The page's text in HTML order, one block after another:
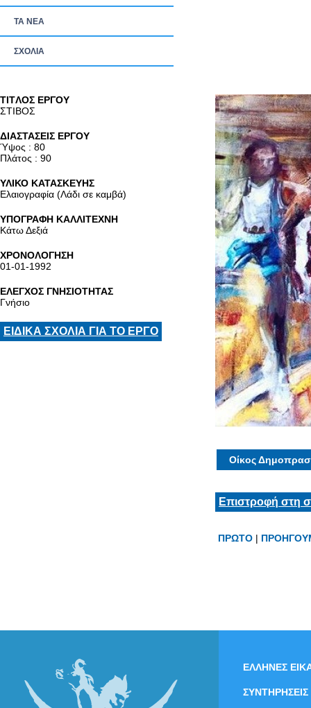
ΤΑ ΝEΑ
ΣΧΟΛΙΑ
TITΛΟΣ ΕΡΓΟΥ
ΣΤΙΒΟΣ
ΔΙΑΣΤΑΣΕΙΣ ΕΡΓΟΥ
Ύψος : 80
Πλάτος : 90
ΥΛΙΚΟ ΚΑΤΑΣΚΕΥΗΣ
Ελαιογραφία (Λάδι σε καμβά)
ΥΠΟΓΡΑΦΗ ΚΑΛΛΙΤΕΧΝΗ
Κάτω Δεξιά
ΧΡΟΝΟΛΟΓΗΣΗ
01-01-1992
ΕΛΕΓΧΟΣ ΓΝΗΣΙΟΤΗΤΑΣ
Γνήσιο
ΕΙΔΙΚΑ ΣΧΟΛΙΑ ΓΙΑ ΤΟ ΕΡΓΟ
Οίκος
Επιστροφή στη
ΠΡΩΤΟ |
ΕΛΛΗΝΕΣ
ΣΥΝΤΗΡΗΣΕΙΣ